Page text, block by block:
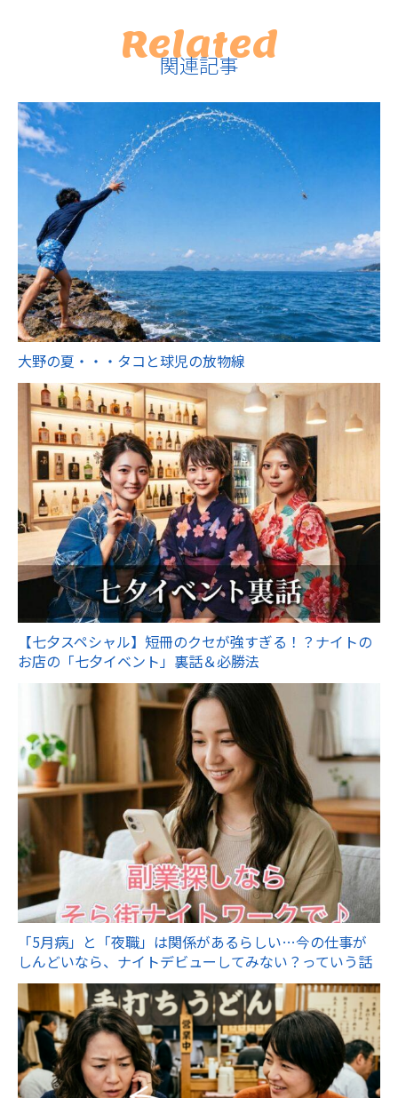
Related
関連記事
大野の夏・・・タコと球児の放物線
【七夕スペシャル】短冊のクセが強すぎる！？ナイトの
お店の「七夕イベント」裏話＆必勝法
「5月病」と「夜職」は関係があるらしい…今の仕事が
しんどいなら、ナイトデビューしてみない？っていう話